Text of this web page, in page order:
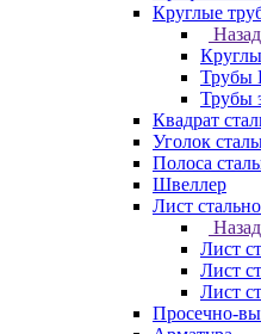
Круглые
Назад
Трубы
Трубы
Квадрат
Уголок
Полоса
Швеллер
Лист
Назад
Лист
Лист
Лист
Просечно-